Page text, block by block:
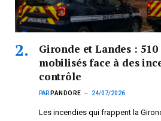
Gironde et Landes :
mobilisés face à des
contrôle
PAR PANDORE 24/07/2026
Les incendies qui frappent la